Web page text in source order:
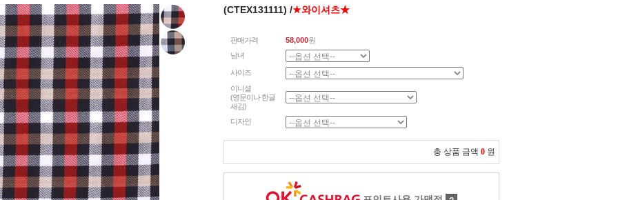
(CTEX131111) /★와이셔츠★
판매가격 58,000원
남녀
사이즈
이니셜
(영문이나 한글
새김)
디자인
총 상품 금액 0 원